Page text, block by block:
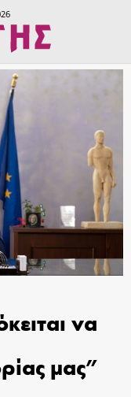
να
μας”